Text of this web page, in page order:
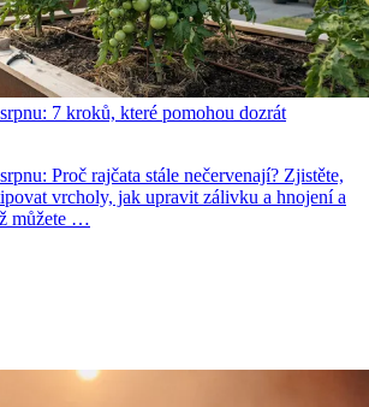
7 kroků, které pomohou dozrát
Proč rajčata stále nečervenají? Zjistěte,
vrcholy, jak upravit zálivku a hnojení a
můžete …